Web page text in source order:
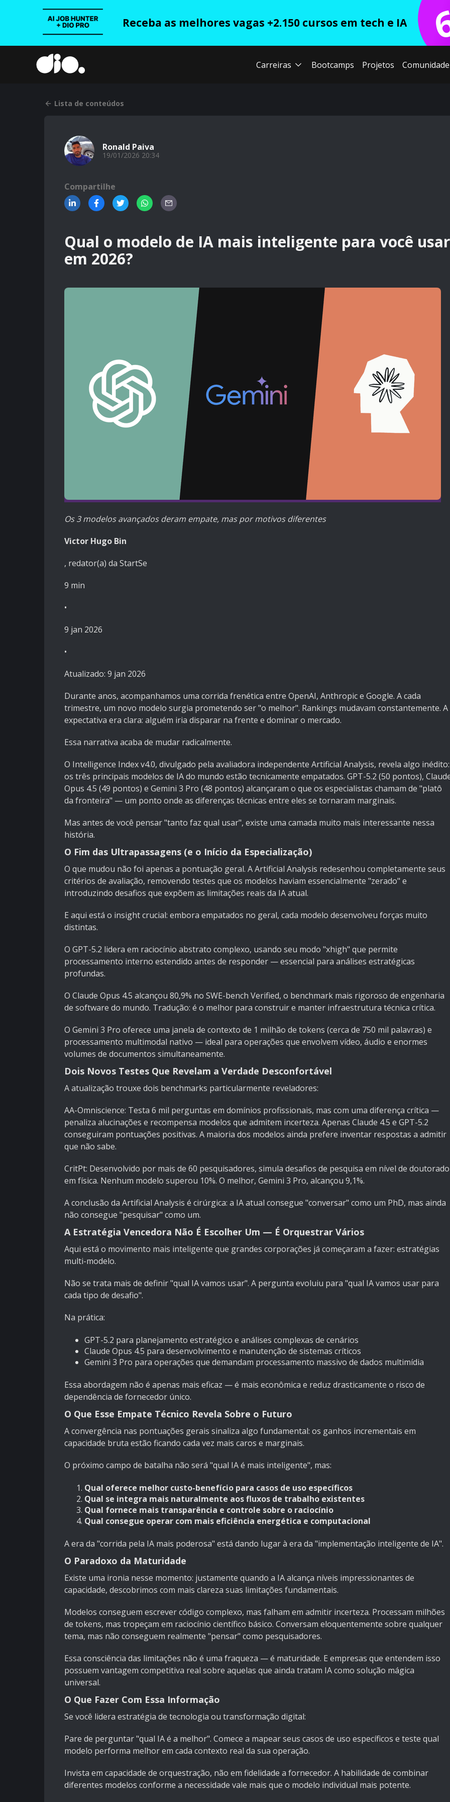
Receba as melhores vagas +2.150 cursos em tech e IA
Carreiras Bootcamps Projetos Comunidade
Lista de conteúdos
Ronald Paiva
19/01/2026 20:34
Compartilhe
Qual o modelo de IA mais inteligente para você usar
em 2026?
Os 3 modelos avançados deram empate, mas por motivos diferentes
Victor Hugo Bin
, redator(a) da StartSe
9 min
•
9 jan 2026
•
Atualizado: 9 jan 2026
Durante anos, acompanhamos uma corrida frenética entre OpenAI, Anthropic e Google. A cada
trimestre, um novo modelo surgia prometendo ser "o melhor". Rankings mudavam constantemente. A
expectativa era clara: alguém iria disparar na frente e dominar o mercado.
Essa narrativa acaba de mudar radicalmente.
O Intelligence Index v4.0, divulgado pela avaliadora independente Artificial Analysis, revela algo inédito:
os três principais modelos de IA do mundo estão tecnicamente empatados. GPT-5.2 (50 pontos),
Opus 4.5 (49 pontos) e Gemini 3 Pro (48 pontos) alcançaram o que os especialistas chamam de "platô
da fronteira" — um ponto onde as diferenças técnicas entre eles se tornaram marginais.
Mas antes de você pensar "tanto faz qual usar", existe uma camada muito mais interessante nessa
história.
O Fim das Ultrapassagens (e o Início da Especialização)
O que mudou não foi apenas a pontuação geral. A Artificial Analysis redesenhou completamente seus
critérios de avaliação, removendo testes que os modelos haviam essencialmente "zerado" e
introduzindo desafios que expõem as limitações reais da IA atual.
E aqui está o insight crucial: embora empatados no geral, cada modelo desenvolveu forças muito
distintas.
O GPT-5.2 lidera em raciocínio abstrato complexo, usando seu modo "xhigh" que permite
processamento interno estendido antes de responder — essencial para análises estratégicas
profundas.
O Claude Opus 4.5 alcançou 80,9% no SWE-bench Verified, o benchmark mais rigoroso de engenharia
de software do mundo. Tradução: é o melhor para construir e manter infraestrutura técnica crítica.
O Gemini 3 Pro oferece uma janela de contexto de 1 milhão de tokens (cerca de 750 mil palavras) e
processamento multimodal nativo — ideal para operações que envolvem vídeo, áudio e enormes
volumes de documentos simultaneamente.
Dois Novos Testes Que Revelam a Verdade Desconfortável
A atualização trouxe dois benchmarks particularmente reveladores:
AA-Omniscience: Testa 6 mil perguntas em domínios profissionais, mas com uma diferença crítica —
penaliza alucinações e recompensa modelos que admitem incerteza. Apenas Claude 4.5 e GPT-5.2
conseguiram pontuações positivas. A maioria dos modelos ainda prefere inventar respostas a admitir
que não sabe.
CritPt: Desenvolvido por mais de 60 pesquisadores, simula desafios de pesquisa em nível de doutorado
em física. Nenhum modelo superou 10%. O melhor, Gemini 3 Pro, alcançou 9,1%.
A conclusão da Artificial Analysis é cirúrgica: a IA atual consegue "conversar" como um PhD, mas ainda
não consegue "pesquisar" como um.
A Estratégia Vencedora Não É Escolher Um — É Orquestrar Vários
Aqui está o movimento mais inteligente que grandes corporações já começaram a fazer: estratégias
multi-modelo.
Não se trata mais de definir "qual IA vamos usar". A pergunta evoluiu para "qual IA vamos usar para
cada tipo de desafio".
Na prática:
GPT-5.2 para planejamento estratégico e análises complexas de cenários
Claude Opus 4.5 para desenvolvimento e manutenção de sistemas críticos
Gemini 3 Pro para operações que demandam processamento massivo de dados multimídia
Essa abordagem não é apenas mais eficaz — é mais econômica e reduz drasticamente o risco de
dependência de fornecedor único.
O Que Esse Empate Técnico Revela Sobre o Futuro
A convergência nas pontuações gerais sinaliza algo fundamental: os ganhos incrementais em
capacidade bruta estão ficando cada vez mais caros e marginais.
O próximo campo de batalha não será "qual IA é mais inteligente", mas:
Qual oferece melhor custo-benefício para casos de uso específicos
Qual se integra mais naturalmente aos fluxos de trabalho existentes
Qual fornece mais transparência e controle sobre o raciocínio
Qual consegue operar com mais eficiência energética e computacional
A era da "corrida pela IA mais poderosa" está dando lugar à era da "implementação inteligente de IA".
O Paradoxo da Maturidade
Existe uma ironia nesse momento: justamente quando a IA alcança níveis impressionantes de
capacidade, descobrimos com mais clareza suas limitações fundamentais.
Modelos conseguem escrever código complexo, mas falham em admitir incerteza. Processam milhões
de tokens, mas tropeçam em raciocínio científico básico. Conversam eloquentemente sobre qualquer
tema, mas não conseguem realmente "pensar" como pesquisadores.
Essa consciência das limitações não é uma fraqueza — é maturidade. E empresas que entendem isso
possuem vantagem competitiva real sobre aquelas que ainda tratam IA como solução mágica
universal.
O Que Fazer Com Essa Informação
Se você lidera estratégia de tecnologia ou transformação digital:
Pare de perguntar "qual IA é a melhor". Comece a mapear seus casos de uso específicos e teste qual
modelo performa melhor em cada contexto real da sua operação.
Invista em capacidade de orquestração, não em fidelidade a fornecedor. A habilidade de combinar
diferentes modelos conforme a necessidade vale mais que o modelo individual mais potente.